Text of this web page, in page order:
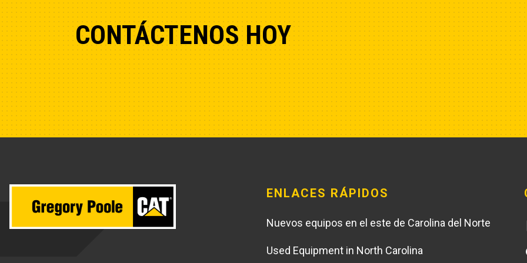
CONTÁCTENOS HOY
ENLACES RÁPIDOS
Nuevos equipos en el este de Carolina del Norte
Used Equipment in North Carolina